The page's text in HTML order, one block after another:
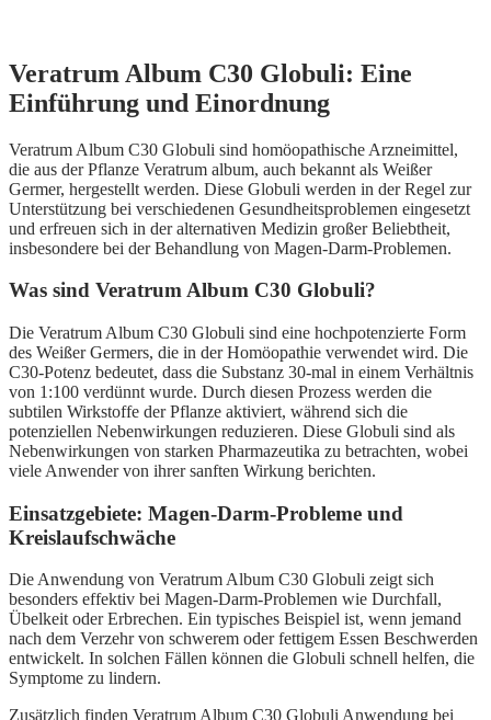
Veratrum Album C30 Globuli: Eine
Einführung und Einordnung
Veratrum Album C30 Globuli sind homöopathische Arzneimittel,
die aus der Pflanze Veratrum album, auch bekannt als Weißer
Germer, hergestellt werden. Diese Globuli werden in der Regel zur
Unterstützung bei verschiedenen Gesundheitsproblemen eingesetzt
und erfreuen sich in der alternativen Medizin großer Beliebtheit,
insbesondere bei der Behandlung von Magen-Darm-Problemen.
Was sind Veratrum Album C30 Globuli?
Die Veratrum Album C30 Globuli sind eine hochpotenzierte Form
des Weißer Germers, die in der Homöopathie verwendet wird. Die
C30-Potenz bedeutet, dass die Substanz 30-mal in einem Verhältnis
von 1:100 verdünnt wurde. Durch diesen Prozess werden die
subtilen Wirkstoffe der Pflanze aktiviert, während sich die
potenziellen Nebenwirkungen reduzieren. Diese Globuli sind als
Nebenwirkungen von starken Pharmazeutika zu betrachten, wobei
viele Anwender von ihrer sanften Wirkung berichten.
Einsatzgebiete: Magen-Darm-Probleme und
Kreislaufschwäche
Die Anwendung von Veratrum Album C30 Globuli zeigt sich
besonders effektiv bei Magen-Darm-Problemen wie Durchfall,
Übelkeit oder Erbrechen. Ein typisches Beispiel ist, wenn jemand
nach dem Verzehr von schwerem oder fettigem Essen Beschwerden
entwickelt. In solchen Fällen können die Globuli schnell helfen, die
Symptome zu lindern.
Zusätzlich finden Veratrum Album C30 Globuli Anwendung bei